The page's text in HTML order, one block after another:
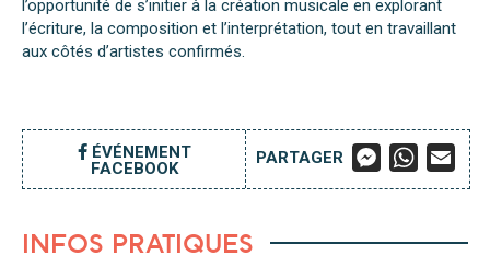
l’opportunité de s’initier à la création musicale en explorant
l’écriture, la composition et l’interprétation, tout en travaillant
aux côtés d’artistes confirmés.
ÉVÉNEMENT
FACEBOOK
PARTAGER
M
E
S
N
W
H
A
A
M
A
INFOS PRATIQUES